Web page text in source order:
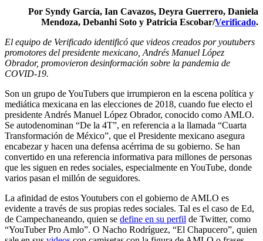
Por Syndy García, Ian Cavazos, Deyra Guerrero, Daniela
Mendoza, Debanhi Soto y Patricia Escobar/Verificado.
El equipo de Verificado identificó que videos creados por youtubers
promotores del presidente mexicano, Andrés Manuel López
Obrador, promovieron desinformación sobre la pandemia de
COVID-19.
Son un grupo de YouTubers que irrumpieron en la escena política y
mediática mexicana en las elecciones de 2018, cuando fue electo el
presidente Andrés Manuel López Obrador, conocido como AMLO.
Se autodenominan “De la 4T”, en referencia a la llamada “Cuarta
Transformación de México”, que el Presidente mexicano asegura
encabezar y hacen una defensa acérrima de su gobierno. Se han
convertido en una referencia informativa para millones de personas
que les siguen en redes sociales, especialmente en YouTube, donde
varios pasan el millón de seguidores.
La afinidad de estos Youtubers con el gobierno de AMLO es
evidente a través de sus propias redes sociales. Tal es el caso de Ed,
de Campechaneando, quien se define en su perfil de Twitter, como
“YouTuber Pro Amlo”. O Nacho Rodríguez, “El Chapucero”, quien